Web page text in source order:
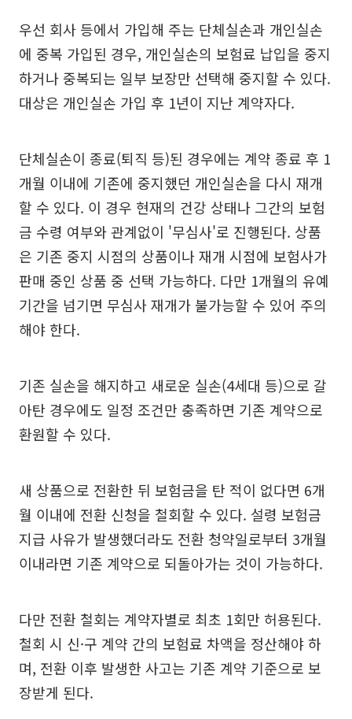
우선 회사 등에서 가입해 주는 단체실손과 개인실손
에 중복 가입된 경우, 개인실손의 보험료 납입을 중지
하거나 중복되는 일부 보장만 선택해 중지할 수 있다.
대상은 개인실손 가입 후 1년이 지난 계약자다.
단체실손이 종료(퇴직 등)된 경우에는 계약 종료 후 1
개월 이내에 기존에 중지했던 개인실손을 다시 재개
할 수 있다. 이 경우 현재의 건강 상태나 그간의 보험
금 수령 여부와 관계없이 '무심사'로 진행된다. 상품
은 기존 중지 시점의 상품이나 재개 시점에 보험사가
판매 중인 상품 중 선택 가능하다. 다만 1개월의 유예
기간을 넘기면 무심사 재개가 불가능할 수 있어 주의
해야 한다.
기존 실손을 해지하고 새로운 실손(4세대 등)으로 갈
아탄 경우에도 일정 조건만 충족하면 기존 계약으로
환원할 수 있다.
새 상품으로 전환한 뒤 보험금을 탄 적이 없다면 6개
월 이내에 전환 신청을 철회할 수 있다. 설령 보험금
지급 사유가 발생했더라도 전환 청약일로부터 3개월
이내라면 기존 계약으로 되돌아가는 것이 가능하다.
다만 전환 철회는 계약자별로 최초 1회만 허용된다.
철회 시 신·구 계약 간의 보험료 차액을 정산해야 하
며, 전환 이후 발생한 사고는 기존 계약 기준으로 보
장받게 된다.